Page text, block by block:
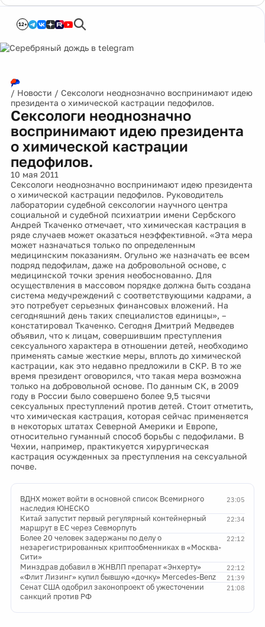
12+
/ Новости / Сексологи неоднозначно воспринимают идею
президента о химической кастрации педофилов.
Сексологи неоднозначно
воспринимают идею президента
о химической кастрации
педофилов.
10 мая 2011
Сексологи неоднозначно воспринимают идею президента
о химической кастрации педофилов. Руководитель
лаборатории судебной сексологии научного центра
социальной и судебной психиатрии имени Сербского
Андрей Ткаченко отмечает, что химическая кастрация в
ряде случаев может оказаться неэффективной. «Эта мера
может назначаться только по определенным
медицинским показаниям. Огульно же назначать ее всем
подряд педофилам, даже на добровольной основе, с
медицинской точки зрения необоснованно. Для
осуществления в массовом порядке должна быть создана
система медучреждений с соответствующими кадрами, а
это потребует серьезных финансовых вложений. На
сегодняшний день таких специалистов единицы», –
констатировал Ткаченко. Сегодня Дмитрий Медведев
объявил, что к лицам, совершившим преступления
сексуального характера в отношении детей, необходимо
применять самые жесткие меры, вплоть до химической
кастрации, как это недавно предложили в СКР. В то же
время президент оговорился, что такая мера возможна
только на добровольной основе. По данным СК, в 2009
году в России было совершено более 9,5 тысячи
сексуальных преступлений против детей. Стоит отметить,
что химическая кастрация, которая сейчас применяется
в некоторых штатах Северной Америки и Европе,
относительно гуманный способ борьбы с педофилами. В
Чехии, например, практикуется хирургическая
кастрация осужденных за преступления на сексуальной
почве.
23:05
ВДНХ может войти в основной список Всемирного
наследия ЮНЕСКО
22:34
Китай запустит первый регулярный контейнерный
маршрут в ЕС через Севморпуть
22:12
Более 20 человек задержаны по делу о
незарегистрированных криптообменниках в «Москва-
Сити»
22:12
Минздрав добавил в ЖНВЛП препарат «Энхерту»
21:39
«Флит Лизинг» купил бывшую «дочку» Mercedes-Benz
21:08
Сенат США одобрил законопроект об ужесточении
санкций против РФ